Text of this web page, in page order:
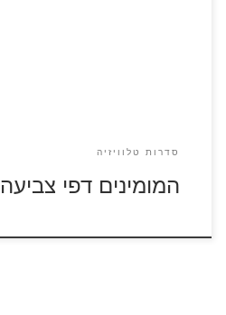
סדרות טלוויזיה
המומינים דפי צביעה